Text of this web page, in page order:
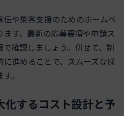
や集客支援のためのホームペ
す。最新の応募要項や申請ス
確認しましょう。併せて、制
進めることで、スムーズな採
。
化するコスト設計と予